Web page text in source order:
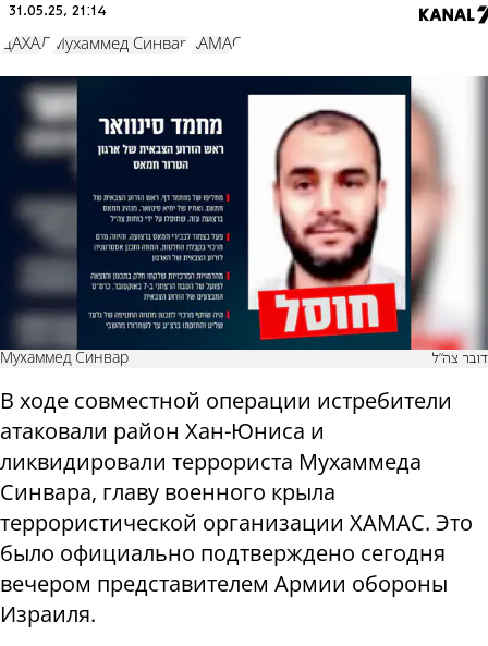
31.05.25, 21:14
ЦАХАЛ Мухаммед Синвар ХАМАС
Мухаммед Синвар דובר צה"ל
В ходе совместной операции истребители
атаковали район Хан-Юниса и
ликвидировали террориста Мухаммеда
Синвара, главу военного крыла
террористической организации ХАМАС. Это
было официально подтверждено сегодня
вечером представителем Армии обороны
Израиля.